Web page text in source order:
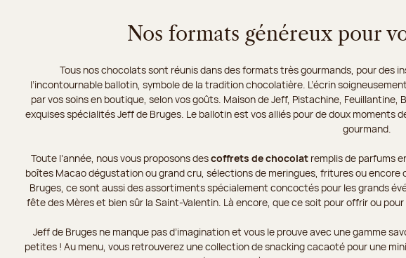
Nos formats généreux pour
Tous nos chocolats sont réunis dans des formats très gourmands, pour des
l’incontournable ballotin, symbole de la tradition chocolatière. L’écrin
par vos soins en boutique, selon vos goûts. Maison de Jeff, Pistachine,
exquises spécialités Jeff de Bruges. Le ballotin est vos alliés pour de doux moments
gourmand.
Toute l’année, nous vous proposons descoffrets de chocolat remplis de parfums
boîtes Macao dégustation ou grand cru, sélections de meringues, fritures ou
Bruges, ce sont aussi des assortiments spécialement concoctés pour les grands
fête des Mères et bien sûr la Saint-Valentin. Là encore, que ce soit pour offrir ou
Jeff de Bruges ne manque pas d’imagination et vous le prouve avec une gamme
petites ! Au menu, vous retrouverez une collection de snacking cacaoté pour une